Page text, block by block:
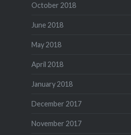
October 2018
June 2018
May 2018
April 2018
January 2018
December 2017
November 2017